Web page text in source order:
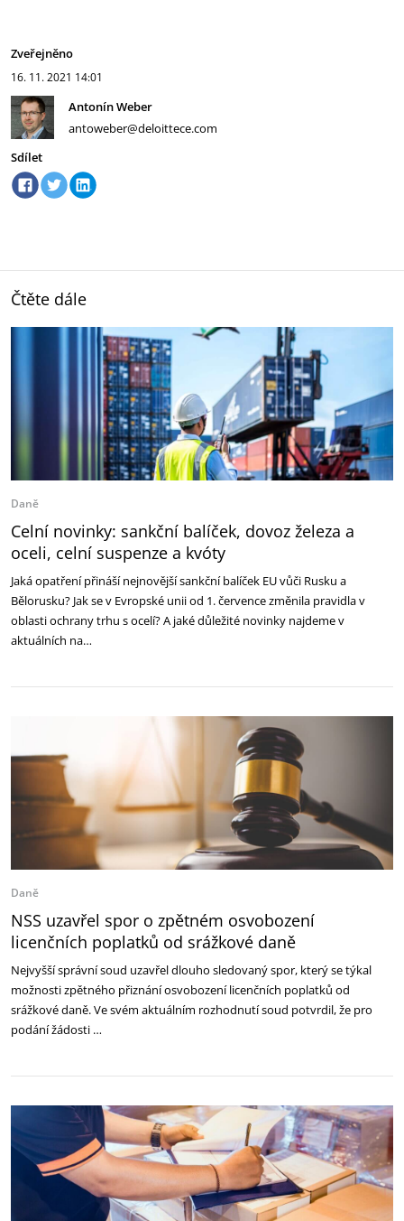
Zveřejněno
16. 11. 2021 14:01
Antonín Weber
antoweber@deloittece.com
Sdílet
Čtěte dále
Daně
Celní novinky: sankční balíček, dovoz železa a
oceli, celní suspenze a kvóty
Jaká opatření přináší nejnovější sankční balíček EU vůči Rusku a
Bělorusku? Jak se v Evropské unii od 1. července změnila pravidla v
oblasti ochrany trhu s ocelí? A jaké důležité novinky najdeme v
aktuálních na…
Daně
NSS uzavřel spor o zpětném osvobození
licenčních poplatků od srážkové daně
Nejvyšší správní soud uzavřel dlouho sledovaný spor, který se týkal
možnosti zpětného přiznání osvobození licenčních poplatků od
srážkové daně. Ve svém aktuálním rozhodnutí soud potvrdil, že pro
podání žádosti …